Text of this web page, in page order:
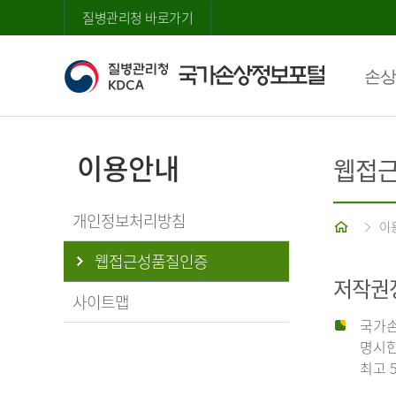
질병관리청 바로가기
손
이용안내
개인정보처리방침
웹접근성품질인증
사이트맵
웹접
홈 이
저작
국가
명시
최고